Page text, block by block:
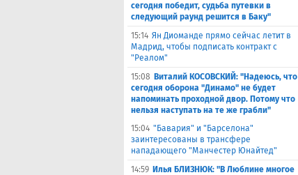
сегодня победит, судьба путевки в
следующий раунд решится в Баку"
15:14 Ян Диоманде прямо сейчас летит в
Мадрид, чтобы подписать контракт с
"Реалом"
15:08 Виталий КОСОВСКИЙ: "Надеюсь, что
сегодня оборона "Динамо" не будет
напоминать проходной двор. Потому что
нельзя наступать на те же грабли"
15:04 "Бавария" и "Барселона"
заинтересованы в трансфере
нападающего "Манчестер Юнайтед"
14:59 Илья БЛИЗНЮК: "В Люблине многое